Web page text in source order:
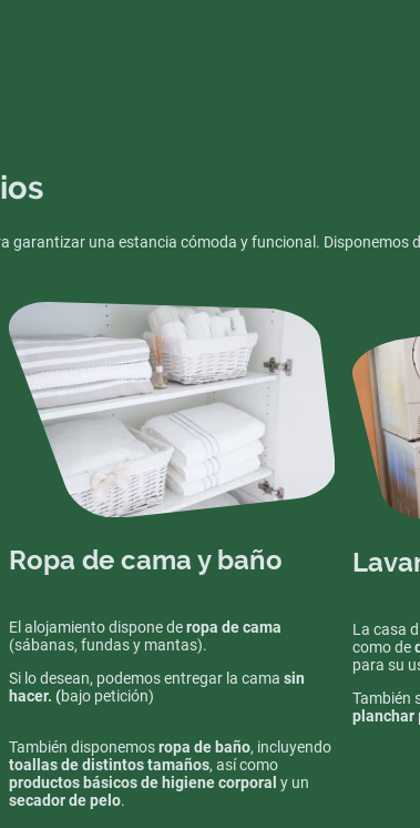
garantizar una estancia cómoda y funcional. Disponemos
Ropa de cama y baño
El alojamiento dispone deropa de cama
(sábanas, fundas y mantas).
Si lo desean, podemos entregar la camasin
hacer. (bajo petición)
También disponemosropa de baño, incluyendo
toallas de distintos tamaños, así como
productos básicos de higiene corporal y un
secador de pelo.
La casa
como de
para su
También
planchar